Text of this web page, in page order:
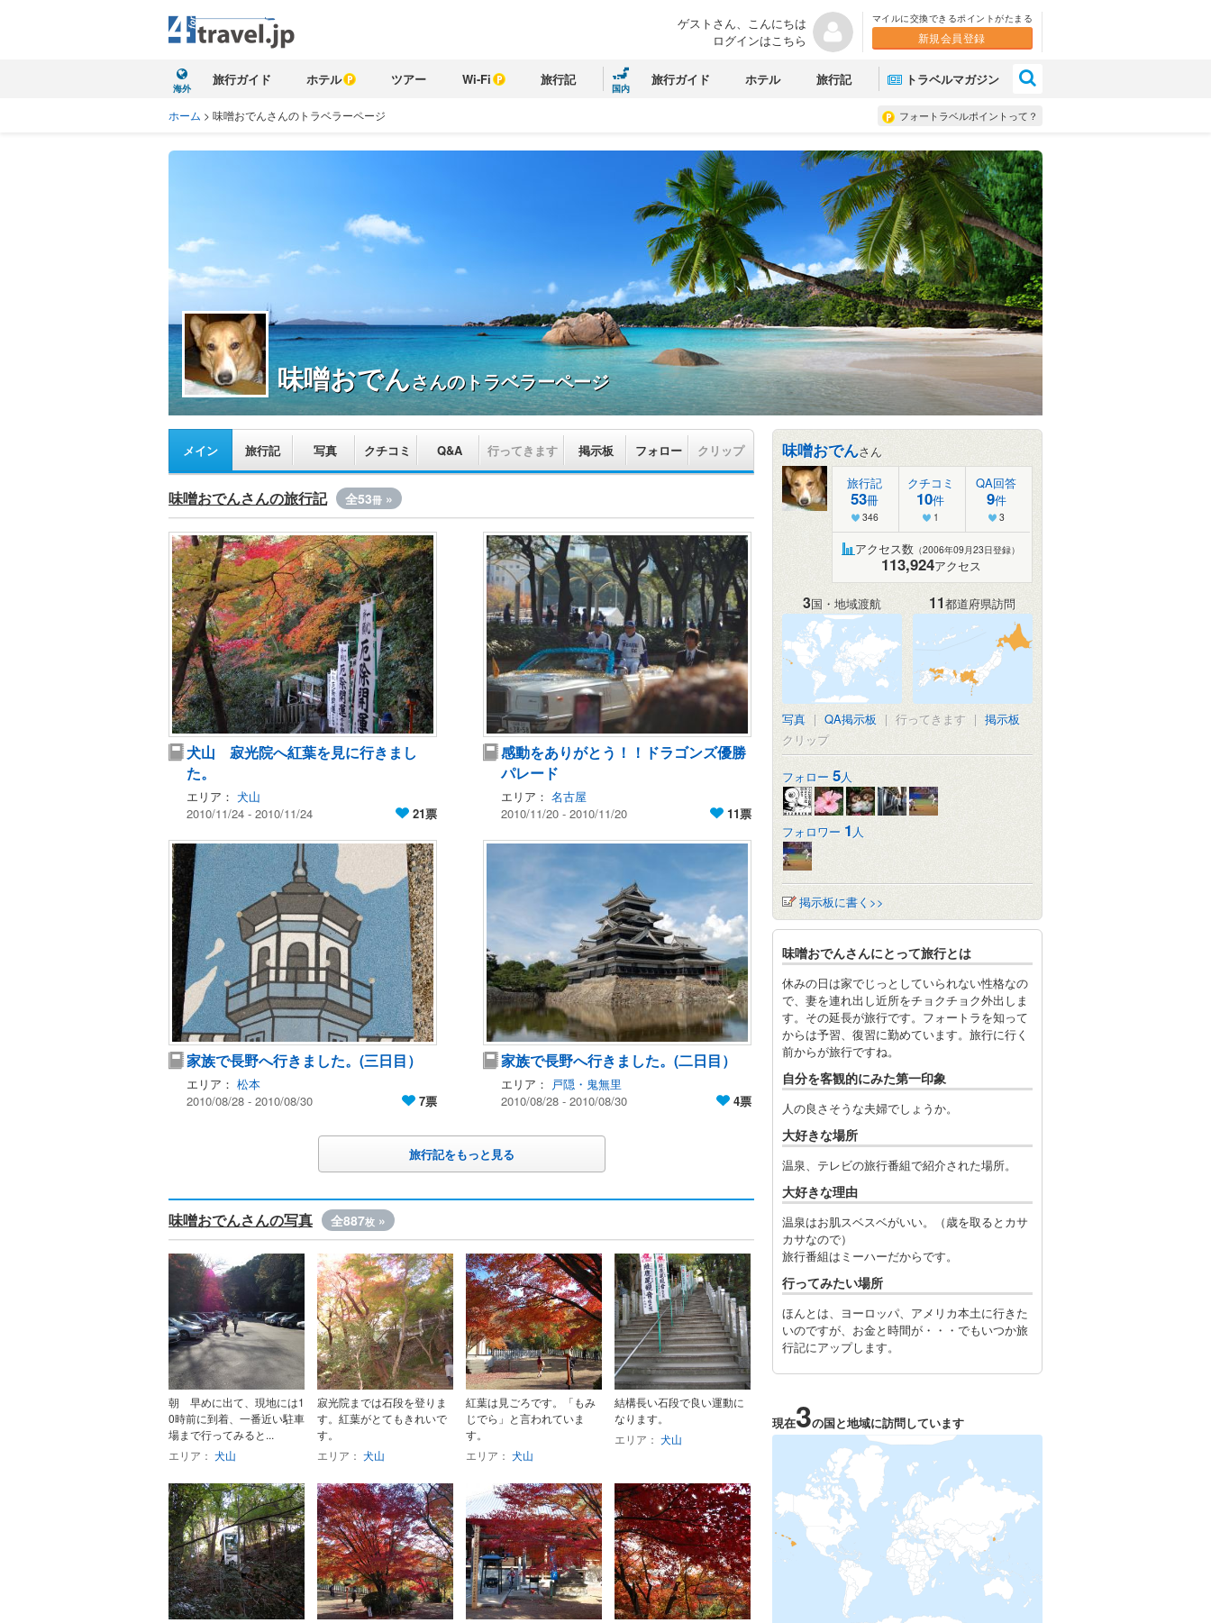
ゲストさん、こんにちは
ログインはこちら
マイルに交換できるポイントがたまる
新規会員登録
海外
旅行ガイド ホテル ツアー Wi-Fi 旅行記
国内
旅行ガイド ホテル 旅行記 トラベルマガジン
フォートラベルポイントって？
ホーム > 味噌おでんさんのトラベラーページ
味噌おでんさんのトラベラーページ
メイン 旅行記 写真 クチコミ Q&A 行ってきます 掲示板 フォロー クリップ
味噌おでんさんの旅行記 全53冊 »
犬山 寂光院へ紅葉を見に行きまし
た。
エリア： 犬山
2010/11/24 - 2010/11/24
21票
感動をありがとう！！ドラゴンズ優勝
パレード
エリア： 名古屋
2010/11/20 - 2010/11/20
11票
家族で長野へ行きました。(三日目）
エリア： 松本
2010/08/28 - 2010/08/30
7票
家族で長野へ行きました。(二日目）
エリア： 戸隠・鬼無里
2010/08/28 - 2010/08/30
4票
旅行記をもっと見る
味噌おでんさんの写真 全887枚 »
朝 早めに出て、現地には1
0時前に到着、一番近い駐車
場まで行ってみると...
エリア： 犬山
寂光院までは石段を登りま
す。紅葉がとてもきれいで
す。
エリア： 犬山
紅葉は見ごろです。「もみ
じでら」と言われていま
す。
エリア： 犬山
結構長い石段で良い運動に
なります。
エリア： 犬山
味噌おでんさん
旅行記
53冊
346
クチコミ
10件
1
QA回答
9件
3
アクセス数 （2006年09月23日登録）
113,924アクセス
3国・地域渡航 11都道府県訪問
写真 | QA掲示板 | 行ってきます | 掲示板
クリップ
フォロー 5人
フォロワー 1 人
掲示板に書く>>
味噌おでんさんにとって旅行とは
休みの日は家でじっとしていられない性格なの
で、妻を連れ出し近所をチョクチョク外出しま
す。その延長が旅行です。フォートラを知って
からは予習、復習に勤めています。旅行に行く
前からが旅行ですね。
自分を客観的にみた第一印象
人の良さそうな夫婦でしょうか。
大好きな場所
温泉、テレビの旅行番組で紹介された場所。
大好きな理由
温泉はお肌スベスベがいい。（歳を取るとカサ
カサなので）
旅行番組はミーハーだからです。
行ってみたい場所
ほんとは、ヨーロッパ、アメリカ本土に行きた
いのですが、お金と時間が・・・でもいつか旅
行記にアップします。
現在3の国と地域に訪問しています